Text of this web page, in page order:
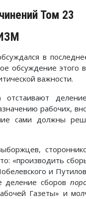
Том 23
в
обсуждение этого
важности.
рабочих,
сами должны
«производить
и
сборов
Газеты» и